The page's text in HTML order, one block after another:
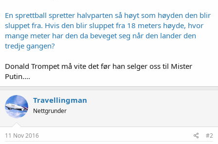
En sprettball spretter halvparten så høyt som høyden den blir
sluppet fra. Hvis den blir sluppet fra 18 meters høyde, hvor
mange meter har den da beveget seg når den lander den
tredje gangen?
Donald Trompet må vite det før han selger oss til Mister
Putin....
Travellingman
Nettgrunder
11 Nov 2016 #2